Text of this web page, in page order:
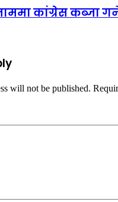
कांग्रेस कब्जा
will not be published.